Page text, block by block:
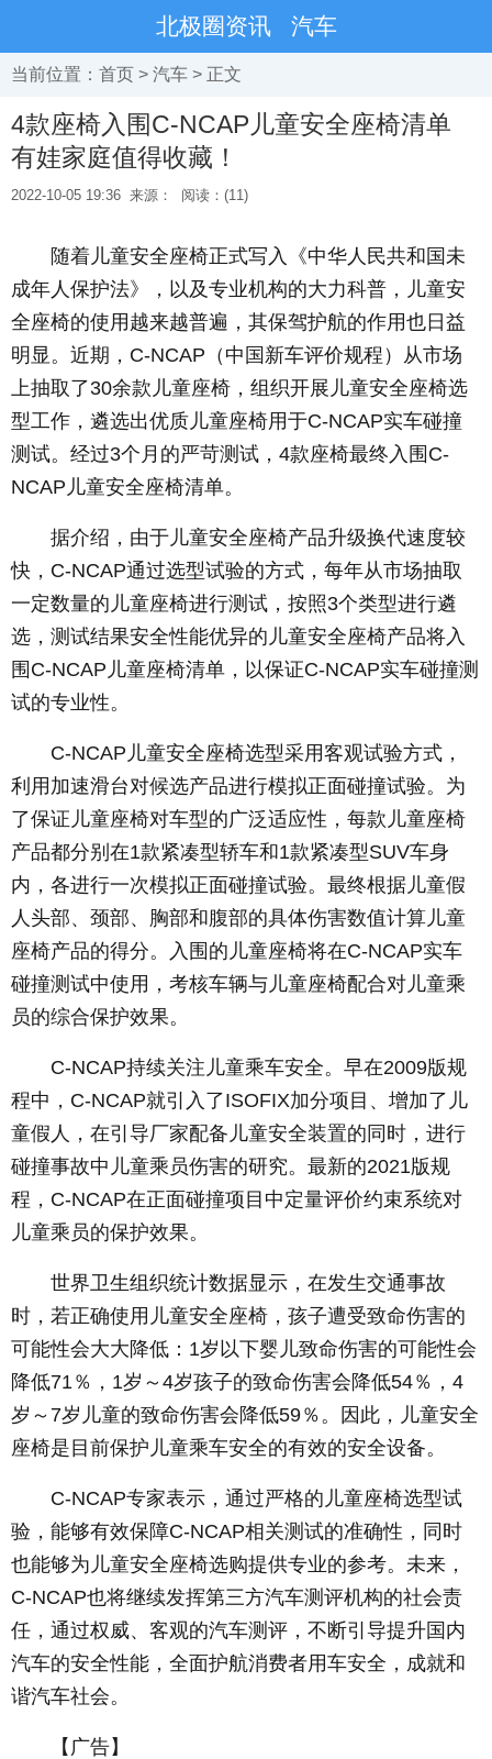
北极圈资讯 汽车
当前位置： 首页 > 汽车 > 正文
4款座椅入围C-NCAP儿童安全座椅清单
有娃家庭值得收藏！
2022-10-05 19:36 来源： 阅读：(11)
随着儿童安全座椅正式写入《中华人民共和国未
成年人保护法》，以及专业机构的大力科普，儿童安
全座椅的使用越来越普遍，其保驾护航的作用也日益
明显。近期，C-NCAP（中国新车评价规程）从市场
上抽取了30余款儿童座椅，组织开展儿童安全座椅选
型工作，遴选出优质儿童座椅用于C-NCAP实车碰撞
测试。经过3个月的严苛测试，4款座椅最终入围C-
NCAP儿童安全座椅清单。
据介绍，由于儿童安全座椅产品升级换代速度较
快，C-NCAP通过选型试验的方式，每年从市场抽取
一定数量的儿童座椅进行测试，按照3个类型进行遴
选，测试结果安全性能优异的儿童安全座椅产品将入
围C-NCAP儿童座椅清单，以保证C-NCAP实车碰撞测
试的专业性。
C-NCAP儿童安全座椅选型采用客观试验方式，
利用加速滑台对候选产品进行模拟正面碰撞试验。为
了保证儿童座椅对车型的广泛适应性，每款儿童座椅
产品都分别在1款紧凑型轿车和1款紧凑型SUV车身
内，各进行一次模拟正面碰撞试验。最终根据儿童假
人头部、颈部、胸部和腹部的具体伤害数值计算儿童
座椅产品的得分。入围的儿童座椅将在C-NCAP实车
碰撞测试中使用，考核车辆与儿童座椅配合对儿童乘
员的综合保护效果。
C-NCAP持续关注儿童乘车安全。早在2009版规
程中，C-NCAP就引入了ISOFIX加分项目、增加了儿
童假人，在引导厂家配备儿童安全装置的同时，进行
碰撞事故中儿童乘员伤害的研究。最新的2021版规
程，C-NCAP在正面碰撞项目中定量评价约束系统对
儿童乘员的保护效果。
世界卫生组织统计数据显示，在发生交通事故
时，若正确使用儿童安全座椅，孩子遭受致命伤害的
可能性会大大降低：1岁以下婴儿致命伤害的可能性会
降低71％，1岁～4岁孩子的致命伤害会降低54％，4
岁～7岁儿童的致命伤害会降低59％。因此，儿童安全
座椅是目前保护儿童乘车安全的有效的安全设备。
C-NCAP专家表示，通过严格的儿童座椅选型试
验，能够有效保障C-NCAP相关测试的准确性，同时
也能够为儿童安全座椅选购提供专业的参考。未来，
C-NCAP也将继续发挥第三方汽车测评机构的社会责
任，通过权威、客观的汽车测评，不断引导提升国内
汽车的安全性能，全面护航消费者用车安全，成就和
谐汽车社会。
【广告】